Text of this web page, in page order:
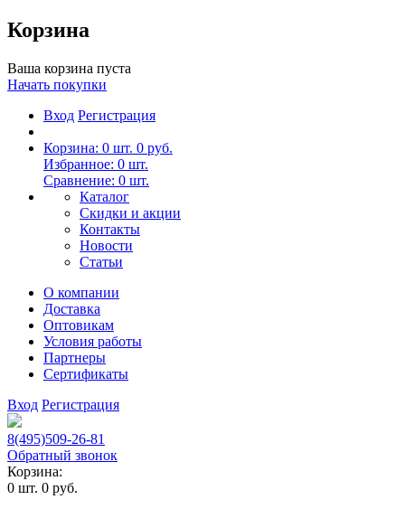
Корзина
Ваша корзина пуста
Начать покупки
Вход Регистрация
Корзина: 0 шт. 0 руб.
Избранное: 0 шт.
Сравнение: 0 шт.
Каталог
Скидки и акции
Контакты
Новости
Статьи
О компании
Доставка
Оптовикам
Условия работы
Партнеры
Сертификаты
Вход Регистрация
8(495)509-26-81
Обратный звонок
Корзина:
0 шт. 0 руб.